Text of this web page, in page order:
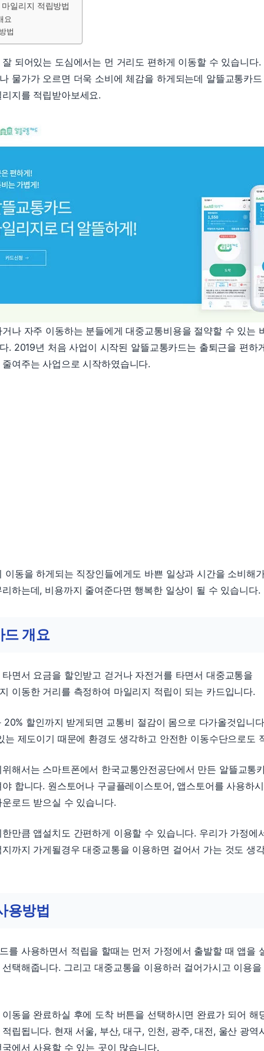
일리지 적립방법
요
법
되어있는 도심에서는 먼 거리도 편하게 이동할 수 있습니다.
물가가 오르면 더욱 소비에 체감을 하게되는데 알뜰교통카
지를 적립받아보세요.
나 자주 이동하는 분들에게 대중교통비용을 절약할 수 있는
. 2019년 처음 사업이 시작된 알뜰교통카드는 출퇴근을 편하
여주는 사업으로 시작하였습니다.
이동을 하게되는 직장인들에게도 바쁜 일상과 시간을 소비해
하는데, 비용까지 줄여준다면 행복한 일상이 될 수 있습니다.
드 개요
면서 요금을 할인받고 걷거나 자전거를 타면서 대중교통을
이동한 거리를 측정하여 마일리지 적립이 되는 카드입니다.
20% 할인까지 받게되면 교통비 절감이 몸으로 다가올것입니
는 제도이기 때문에 환경도 생각하고 안전한 이동수단으로도
해서는 스마트폰에서 한국교통안전공단에서 만든 알뜰교통
합니다. 원스토어나 구글플레이스토어, 앱스토어를 사용하
로드 받으실 수 있습니다.
만큼 앱설치도 간편하게 이용할 수 있습니다. 우리가 가정에
까지 가게될경우 대중교통을 이용하면 걸어서 가는 것도 생
용방법
를 사용하면서 적립을 할때는 먼저 가정에서 출발할 때 앱을
택해줍니다. 그리고 대중교통을 이용하러 걸어가시고 이용
동을 완료하실 후에 도착 버튼을 선택하시면 완료가 되어 해
립됩니다. 현재 서울, 부산, 대구, 인천, 광주, 대전, 울산 광역
에서 사용할 수 있는 곳이 많습니다.